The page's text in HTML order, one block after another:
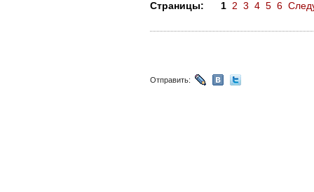
Страницы: 1 2 3 4 5 6
Отправить: